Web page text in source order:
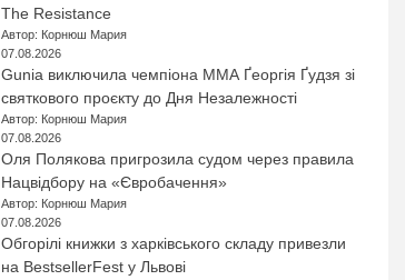
The Resistance
Автор: Корнюш Мария
07.08.2026
Gunia виключила чемпіона ММА Ґеоргія Ґудзя зі
святкового проєкту до Дня Незалежності
Автор: Корнюш Мария
07.08.2026
Оля Полякова пригрозила судом через правила
Нацвідбору на «Євробачення»
Автор: Корнюш Мария
07.08.2026
Обгорілі книжки з харківського складу привезли
на BestsellerFest у Львові